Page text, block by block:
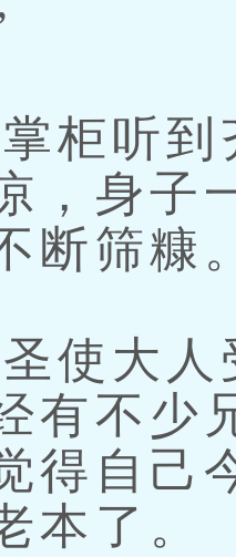
柜听到
，身子
断筛糠
使大人
有不少
得自己
本了。